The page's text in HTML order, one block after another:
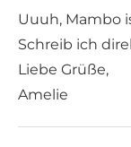
Uuuh, Mambo
Schreib ich
Liebe Grüße,
Amelie